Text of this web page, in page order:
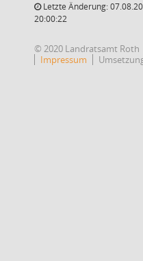
Letzte Änderung:
20:00:22
© 2020 Landratsamt Roth
Impressum